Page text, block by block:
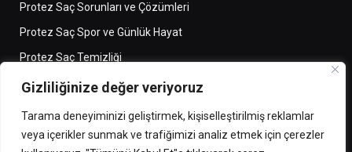
Gizliliğinize değer veriyoruz
Tarama deneyiminizi geliştirmek, kişiselleştirilmiş reklamlar
veya içerikler sunmak ve trafiğimizi analiz etmek için çerezler
Protez Saç Sorunları ve Çözümleri
Protez Saç Spor ve Günlük Hayat
Protez Saç Temizliği
Saç Kaybı ve Çözümler
SÖZLEŞMELER